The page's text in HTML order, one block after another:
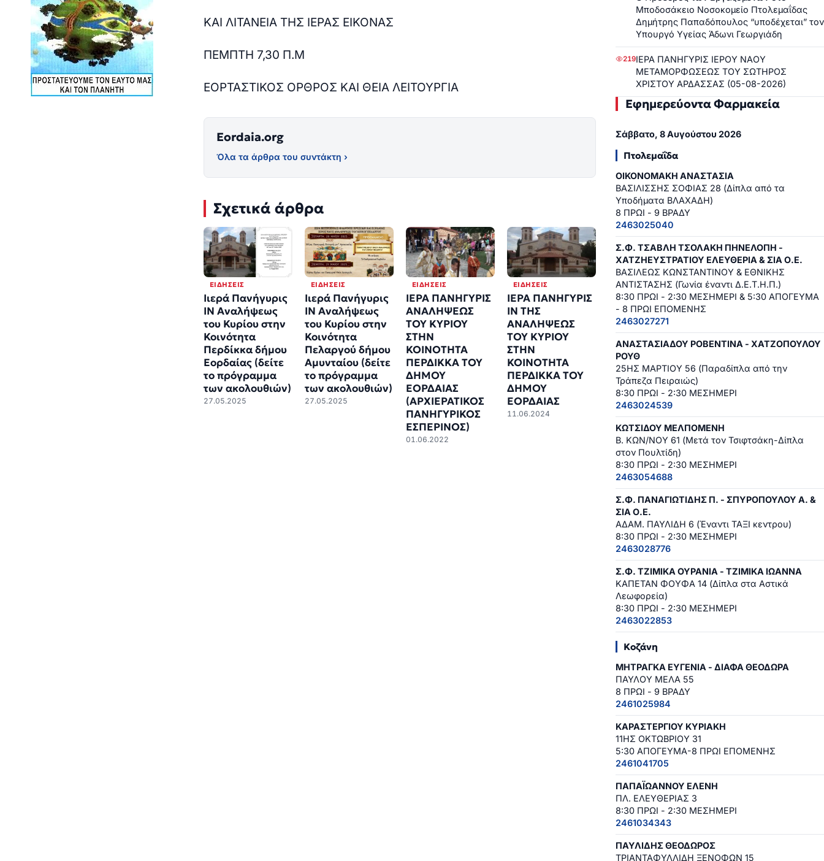
ΚΑΙ ΛΙΤΑΝΕΙΑ ΤΗΣ ΙΕΡΑΣ ΕΙΚΟΝΑΣ
ΠΕΜΠΤΗ 7,30 Π.Μ
ΕΟΡΤΑΣΤΙΚΟΣ ΟΡΘΡΟΣ ΚΑΙ ΘΕΙΑ ΛΕΙΤΟΥΡΓΙΑ
Eordaia.org
Όλα τα άρθρα του συντάκτη ›
Σχετικά άρθρα
ΕΙΔΉΣΕΙΣ
Ιιερά Πανήγυρις
ΙΝ Αναλήψεως
του Κυρίου στην
Κοινότητα
Περδίκκα δήμου
Εορδαίας (δείτε
το πρόγραμμα
των ακολουθιών)
27.05.2025
ΕΙΔΉΣΕΙΣ
Ιιερά Πανήγυρις
ΙΝ Αναλήψεως
του Κυρίου στην
Κοινότητα
Πελαργού δήμου
Αμυνταίου (δείτε
το πρόγραμμα
των ακολουθιών)
27.05.2025
ΕΙΔΉΣΕΙΣ
ΙΕΡΑ ΠΑΝΗΓΥΡΙΣ
ΑΝΑΛΗΨΕΩΣ
ΤΟΥ ΚΥΡΙΟΥ
ΣΤΗΝ
ΚΟΙΝΟΤΗΤΑ
ΠΕΡΔΙΚΚΑ ΤΟΥ
ΔΗΜΟΥ
ΕΟΡΔΑΙΑΣ
(ΑΡΧΙΕΡΑΤΙΚΟΣ
ΠΑΝΗΓΥΡΙΚΟΣ
ΕΣΠΕΡΙΝΟΣ)
01.06.2022
ΕΙΔΉΣΕΙΣ
ΙΕΡΑ ΠΑΝΗΓΥΡΙΣ
ΙΝ ΤΗΣ
ΑΝΑΛΗΨΕΩΣ
ΤΟΥ ΚΥΡΙΟΥ
ΣΤΗΝ
ΚΟΙΝΟΤΗΤΑ
ΠΕΡΔΙΚΚΑ ΤΟΥ
ΔΗΜΟΥ
ΕΟΡΔΑΙΑΣ
11.06.2024
Μποδοσάκειο Νοσοκομείο Πτολεμαΐδας
Δημήτρης Παπαδόπουλος “υποδέχεται” τον
Υπουργό Υγείας Άδωνι Γεωργιάδη
219ΙΕΡΑ ΠΑΝΗΓΥΡΙΣ ΙΕΡΟΥ ΝΑΟΥ
ΜΕΤΑΜΟΡΦΩΣΕΩΣ ΤΟΥ ΣΩΤΗΡΟΣ
ΧΡΙΣΤΟΥ ΑΡΔΑΣΣΑΣ (05-08-2026)
Εφημερεύοντα Φαρμακεία
Σάββατο, 8 Αυγούστου 2026
Πτολεμαΐδα
ΟΙΚΟΝΟΜΑΚΗ ΑΝΑΣΤΑΣΙΑ
ΒΑΣΙΛΙΣΣΗΣ ΣΟΦΙΑΣ 28 (Δίπλα από τα
Υποδήματα ΒΛΑΧΑΔΗ)
8 ΠΡΩΙ - 9 ΒΡΑΔΥ
2463025040
Σ.Φ. ΤΣΑΒΛΗ ΤΣΟΛΑΚΗ ΠΗΝΕΛΟΠΗ -
ΧΑΤΖΗΕΥΣΤΡΑΤΙΟΥ ΕΛΕΥΘΕΡΙΑ & ΣΙΑ Ο.Ε.
ΒΑΣΙΛΕΩΣ ΚΩΝΣΤΑΝΤΙΝΟΥ & ΕΘΝΙΚΗΣ
ΑΝΤΙΣΤΑΣΗΣ (Γωνία έναντι Δ.Ε.Τ.Η.Π.)
8:30 ΠΡΩΙ - 2:30 ΜΕΣΗΜΕΡΙ & 5:30 ΑΠΟΓΕΥΜΑ
- 8 ΠΡΩΙ ΕΠΟΜΕΝΗΣ
2463027271
ΑΝΑΣΤΑΣΙΑΔΟΥ ΡΟΒΕΝΤΙΝΑ - ΧΑΤΖΟΠΟΥΛΟΥ
ΡΟΥΘ
25ΗΣ ΜΑΡΤΙΟΥ 56 (Παραδίπλα από την
Τράπεζα Πειραιώς)
8:30 ΠΡΩΙ - 2:30 ΜΕΣΗΜΕΡΙ
2463024539
ΚΩΤΣΙΔΟΥ ΜΕΛΠΟΜΕΝΗ
Β. ΚΩΝ/ΝΟΥ 61 (Μετά τον Τσιφτσάκη-Δίπλα
στον Πουλτίδη)
8:30 ΠΡΩΙ - 2:30 ΜΕΣΗΜΕΡΙ
2463054688
Σ.Φ. ΠΑΝΑΓΙΩΤΙΔΗΣ Π. - ΣΠΥΡΟΠΟΥΛΟΥ Α. &
ΣΙΑ Ο.Ε.
ΑΔΑΜ. ΠΑΥΛΙΔΗ 6 (Έναντι ΤΑΞΙ κεντρου)
8:30 ΠΡΩΙ - 2:30 ΜΕΣΗΜΕΡΙ
2463028776
Σ.Φ. ΤΖΙΜΙΚΑ ΟΥΡΑΝΙΑ - ΤΖΙΜΙΚΑ ΙΩΑΝΝΑ
ΚΑΠΕΤΑΝ ΦΟΥΦΑ 14 (Δίπλα στα Αστικά
Λεωφορεία)
8:30 ΠΡΩΙ - 2:30 ΜΕΣΗΜΕΡΙ
2463022853
Κοζάνη
ΜΗΤΡΑΓΚΑ ΕΥΓΕΝΙΑ - ΔΙΑΦΑ ΘΕΟΔΩΡΑ
ΠΑΥΛΟΥ ΜΕΛΑ 55
8 ΠΡΩΙ - 9 ΒΡΑΔΥ
2461025984
ΚΑΡΑΣΤΕΡΓΙΟΥ ΚΥΡΙΑΚΗ
11ΗΣ ΟΚΤΩΒΡΙΟΥ 31
5:30 ΑΠΟΓΕΥΜΑ-8 ΠΡΩΙ ΕΠΟΜΕΝΗΣ
2461041705
ΠΑΠΑΪΩΑΝΝΟΥ ΕΛΕΝΗ
ΠΛ. ΕΛΕΥΘΕΡΙΑΣ 3
8:30 ΠΡΩΙ - 2:30 ΜΕΣΗΜΕΡΙ
2461034343
ΠΑΥΛΙΔΗΣ ΘΕΟΔΩΡΟΣ
ΤΡΙΑΝΤΑΦΥΛΛΙΔΗ ΞΕΝΟΦΩΝ 15